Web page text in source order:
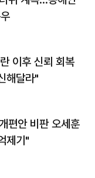
이후 신뢰 회복
해달라"
편안 비판 오세훈
제기"